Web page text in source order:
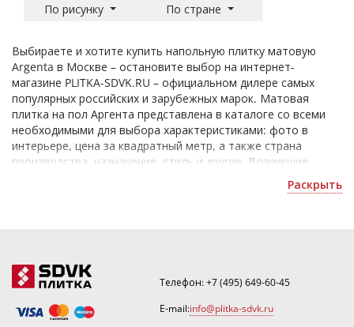
По рисунку
По стране
Выбираете и хотите купить напольную плитку матовую
Argenta в Москве – остановите выбор на интернет-
магазине PLITKA-SDVK.RU – официальном дилере самых
популярных российских и зарубежных марок. Матовая
плитка на пол Аргента представлена в каталоге со всеми
необходимыми для выбора характеристиками: фото в
интерьере, цена за квадратный метр, а также страна
производства, назначение, стиль и другие. Возникшие
вопросы при выборе продукции онлайн вы сможете задать
Раскрыть
Телефон:+7 (495) 649-60-45
E-mail:info@plitka-sdvk.ru